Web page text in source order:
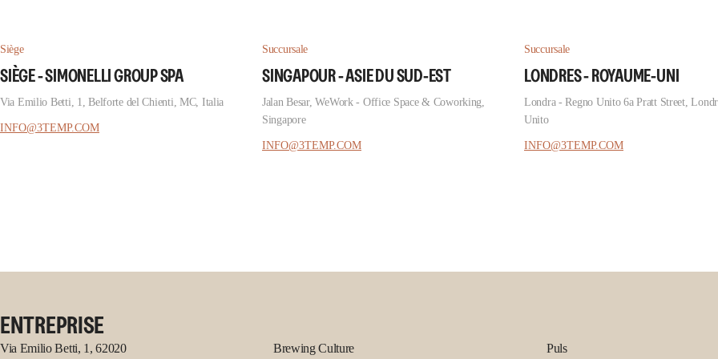
Siège
SIÈGE - SIMONELLI GROUP SPA
Via Emilio Betti, 1, Belforte del Chienti, MC, Italia
INFO@3TEMP.COM
Succursale
SINGAPOUR - ASIE DU SUD-EST
Jalan Besar, WeWork - Office Space & Coworking,
Singapore
INFO@3TEMP.COM
Succursale
LONDRES - ROYAUME-UNI
Londra - Regno Unito 6a Pratt Street,
Unito
INFO@3TEMP.COM
ENTREPRISE
Via Emilio Betti, 1, 62020
Brewing Culture
Puls